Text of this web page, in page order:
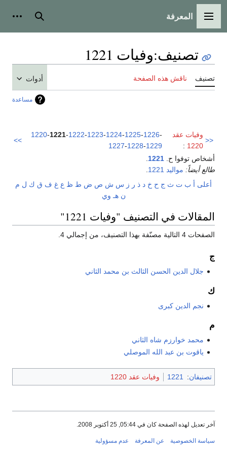
القائمة الرئيسية
المعرفة بحث
تصنيف:وفيات 1221
تصنيف ناقش هذه الصفحة أدوات
مساعدة
<<
وفيات عقد
1220
:
1220-1221-1222-1223-1224-1225-1226-
1227-1228-1229
>>
أشخاص توفوا ح. 1221
طالع أيضاً: مواليد 1221
أعلى أ ب ت ث ج ح خ د ذ ر ز س ش ص ض ط ظ ع غ ف ق ك ل م
ن هـ وي
المقالات في التصنيف "وفيات 1221"
الصفحات 4 التالية مصنّفة بهذا التصنيف، من إجمالي 4.
ج
جلال الدين الحسن الثالث بن محمد الثاني
ك
نجم الدين كبرى
م
محمد خوارزم شاه الثاني
ياقوت بن عبد الله الموصلي
تصنيفان:
1221 وفيات عقد 1220
آخر تعديل لهذه الصفحة كان في 05:44, 25 أكتوبر 2008.
سياسة الخصوصية عن المعرفة عدم مسؤولية